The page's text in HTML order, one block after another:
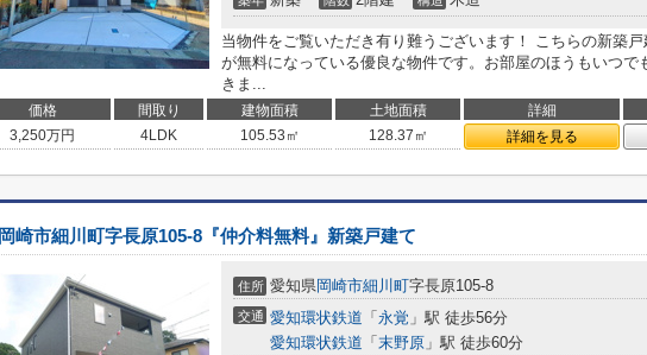
当物件をご覧いただき有り難うございます！ こちらの新築
が無料になっている優良な物件です。お部屋のほうもいつで
きま...
価格 間取り 建物面積 土地面積 詳細
3,250万円 4LDK 105.53㎡ 128.37㎡ 詳細を見る
岡崎市細川町字長原105-8『仲介料無料』新築戸建て
住所 愛知県岡崎市細川町字長原105-8
交通 愛知環状鉄道 「 永覚 」駅 徒歩56分
愛知環状鉄道 「 末野原 」駅 徒歩60分